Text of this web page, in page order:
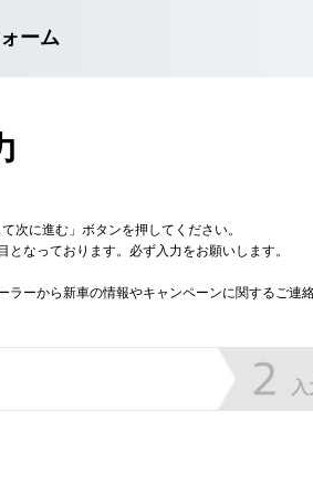
ーム
次に進む」ボタンを押してください。
なっております。必ず入力をお願いします。
ーから新車の情報やキャンペーンに関するご連